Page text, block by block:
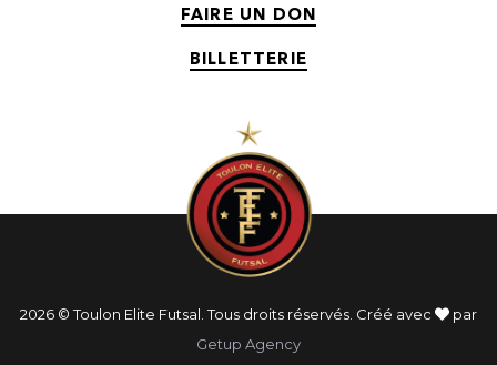
FAIRE UN DON
BILLETTERIE
2026 © Toulon Elite Futsal. Tous droits réservés. Créé avec
par
Getup Agency